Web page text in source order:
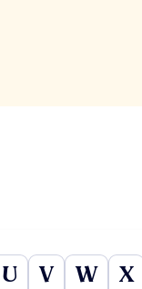
U V W X